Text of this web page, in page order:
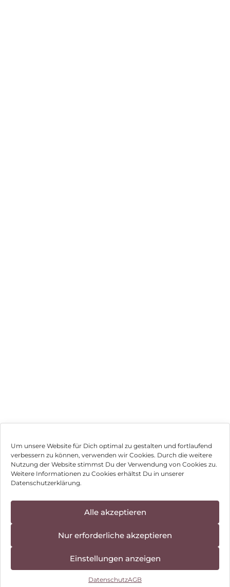
Um unsere Website für Dich optimal zu gestalten und fortlaufend
verbessern zu können, verwenden wir Cookies. Durch die weitere
Nutzung der Website stimmst Du der Verwendung von Cookies zu.
Weitere Informationen zu Cookies erhältst Du in unserer
Datenschutzerklärung.
Alle akzeptieren
Nur erforderliche akzeptieren
Einstellungen anzeigen
DatenschutzAGB
Impressum
Hinweis zur Batterieentsorgung
Newsletter
, Brodos AG – All Rights Reserved.